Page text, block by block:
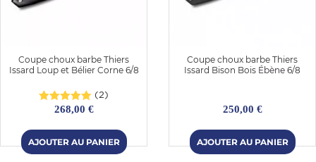
Coupe choux barbe Thiers
Issard Loup et Bélier Corne 6/8
(2)
268,00 €
Coupe choux barbe Thiers
Issard Bison Bois Ébène 6/8
250,00 €